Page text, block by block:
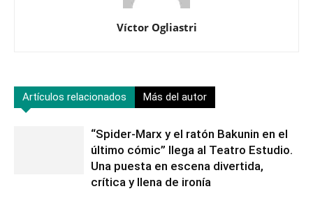
Víctor Ogliastri
Artículos relacionados Más del autor
“Spider-Marx y el ratón Bakunin en el
último cómic” llega al Teatro Estudio.
Una puesta en escena divertida,
crítica y llena de ironía